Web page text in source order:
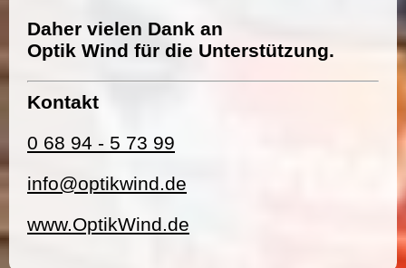
Daher vielen Dank an
Optik Wind für die Unterstützung.
Kontakt
0 68 94 - 5 73 99
info@optikwind.de
www.OptikWind.de